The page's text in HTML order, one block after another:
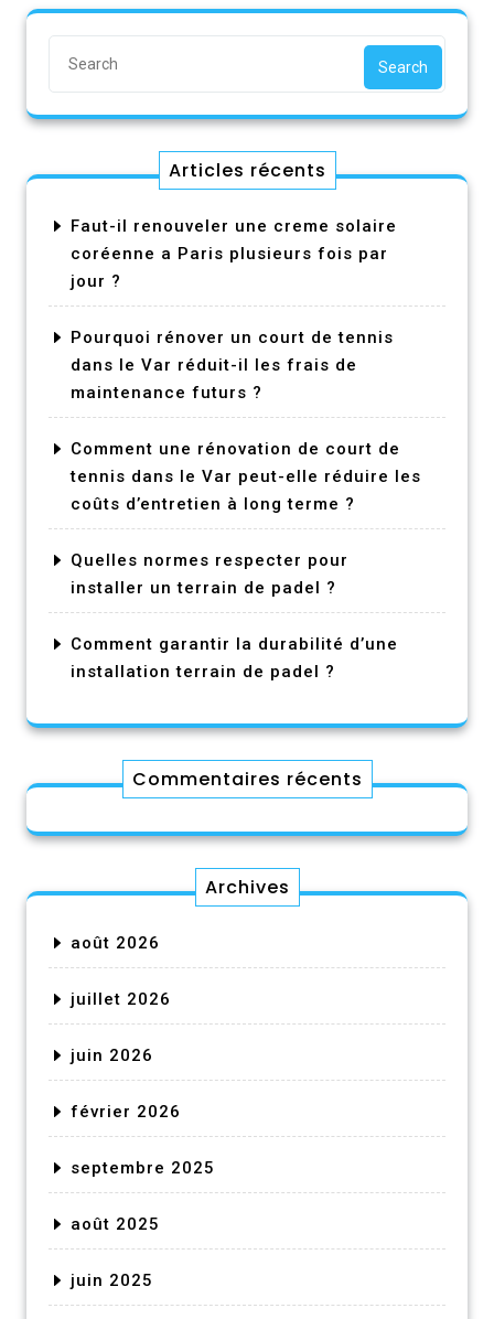
Search
Articles récents
Faut-il renouveler une creme solaire
coréenne a Paris plusieurs fois par
jour ?
Pourquoi rénover un court de tennis
dans le Var réduit-il les frais de
maintenance futurs ?
Comment une rénovation de court de
tennis dans le Var peut-elle réduire les
coûts d’entretien à long terme ?
Quelles normes respecter pour
installer un terrain de padel ?
Comment garantir la durabilité d’une
installation terrain de padel ?
Commentaires récents
Archives
août 2026
juillet 2026
juin 2026
février 2026
septembre 2025
août 2025
juin 2025